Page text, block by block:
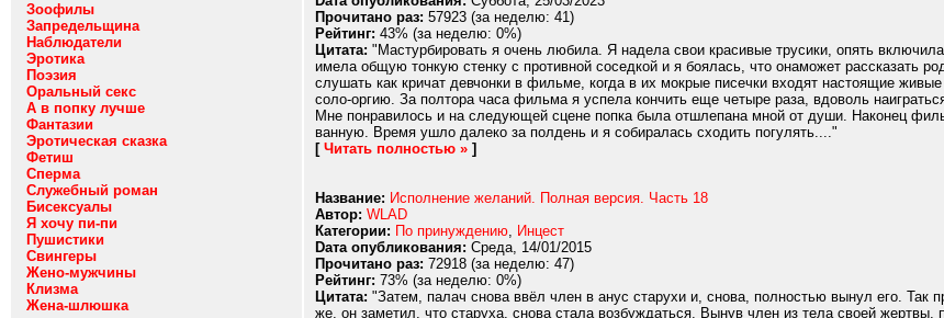
Зоофилы
Запредельщина
Наблюдатели
Эротика
Поэзия
Оральный секс
А в попку лучше
Фантазии
Эротическая сказка
Фетиш
Сперма
Служебный роман
Бисексуалы
Я хочу пи-пи
Пушистики
Свингеры
Жено-мужчины
Клизма
Жена-шлюшка
Прочитано раз: 57923 (за неделю: 41)
Рейтинг: 43% (за неделю: 0%)
Цитата: "Мастурбировать я очень любила. Я надела свои красивые трусики, опять
имела общую тонкую стенку с противной соседкой и я боялась, что онаможет рассказать
слушать как кричат девчонки в фильме, когда в их мокрые писечки входят настоящие
соло-оргию. За полтора часа фильма я успела кончить еще четыре раза, вдоволь
Мне понравилось и на следующей сцене попка была отшлепана мной от души. Наконец
ванную. Время ушло далеко за полдень и я собиралась сходить погулять...."
[ Читать полностью » ]
Название: Исполнение желаний. Полная версия. Часть 18
Автор: WLAD
Категории: По принуждению, Инцест
Dата опубликования: Среда, 14/01/2015
Прочитано раз: 72918 (за неделю: 47)
Рейтинг: 73% (за неделю: 0%)
Цитата: "Затем, палач снова ввёл член в анус старухи и, снова, полностью вынул его. Так
же, он заметил, что старуха, снова стала возбуждаться. Вынув член из тела своей